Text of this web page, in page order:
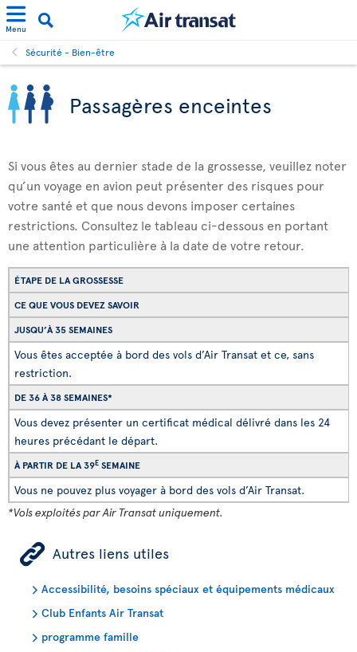
Menu
Sécurité - Bien-être
Passagères enceintes
Si vous êtes au dernier stade de la grossesse, veuillez noter
qu’un voyage en avion peut présenter des risques pour
votre santé et que nous devons imposer certaines
restrictions. Consultez le tableau ci-dessous en portant
une attention particulière à la date de votre retour.
ÉTAPE DE LA GROSSESSE
CE QUE VOUS DEVEZ SAVOIR
JUSQU’À 35 SEMAINES
Vous êtes acceptée à bord des vols d’Air Transat et ce, sans
restriction.
DE 36 À 38 SEMAINES*
Vous devez présenter un certificat médical délivré dans les 24
heures précédant le départ.
À PARTIR DE LA 39E SEMAINE
Vous ne pouvez plus voyager à bord des vols d’Air Transat.
*Vols exploités par Air Transat uniquement.
ÿ Autres liens utiles
Accessibilité, besoins spéciaux et équipements médicaux
Club Enfants Air Transat
programme famille